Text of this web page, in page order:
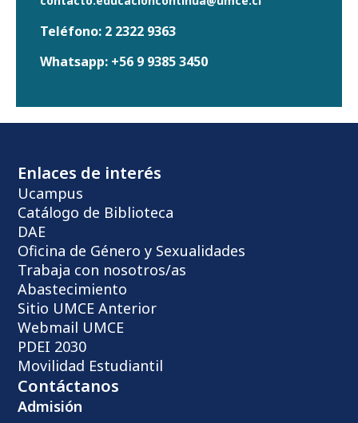
Teléfono: 2 2322 9363
Whatsapp: +56 9 9385 3450
Enlaces de interés
Ucampus
Catálogo de Biblioteca
DAE
Oficina de Género y Sexualidades
Trabaja con nosotros/as
Abastecimiento
Sitio UMCE Anterior
Webmail UMCE
PDEI 2030
Movilidad Estudiantil
Contáctanos
Admisión